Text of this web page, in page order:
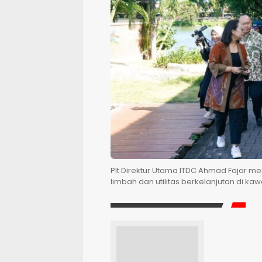
Plt Direktur Utama ITDC Ahmad Fajar
limbah dan utilitas berkelanjutan di